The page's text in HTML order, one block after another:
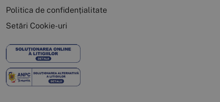
Politica de confidențialitate
Setări Cookie-uri